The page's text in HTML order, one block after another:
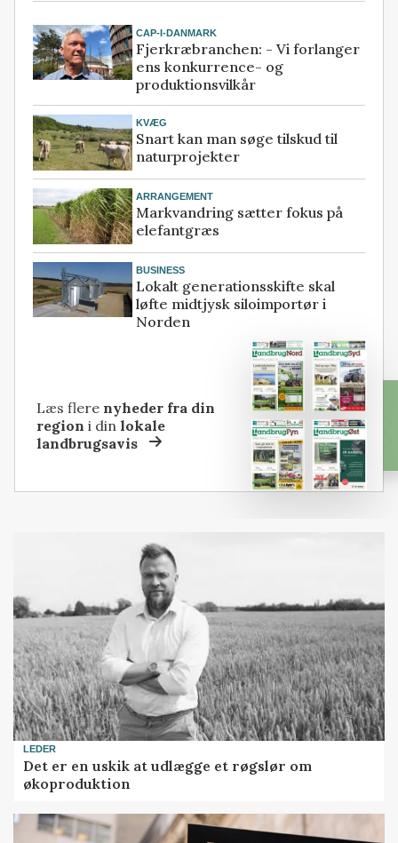
CAP-I-DANMARK
Fjerkræbranchen: - Vi forlanger
ens konkurrence- og
produktionsvilkår
KVÆG
Snart kan man søge tilskud til
naturprojekter
ARRANGEMENT
Markvandring sætter fokus på
elefantgræs
BUSINESS
Lokalt generationsskifte skal
løfte midtjysk siloimportør i
Norden
Læs flere nyheder fra din
region i dinlokale
landbrugsavis
LEDER
Det er en uskik at udlægge et røgslør om
økoproduktion